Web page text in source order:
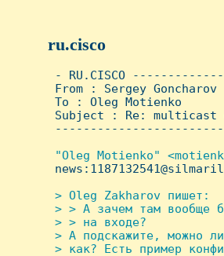
ru.cisco
- RU.CISCO
From : Sergey
To : Oleg Motienko
Subject : Re: multicast
"Oleg Motienko"
> Oleg Zakharov пишет:
> > А зачем там вообще
> > на входе?
> А подскажите, можно
> как? Есть пример